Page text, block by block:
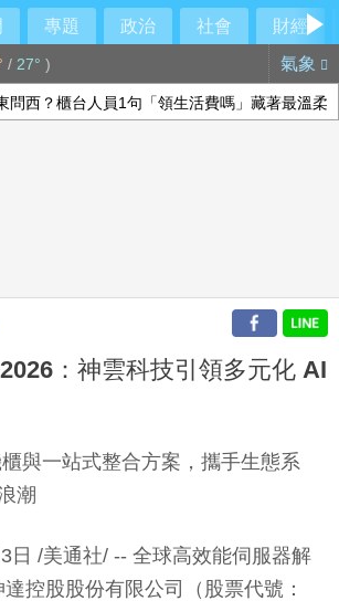
專題 政治 社會
財經
/ 27° ) 氣象
問西？櫃台人員1句「領生活費嗎」藏著最溫柔
：神雲科技引領多元化 AI
與一站式整合方案，攜手生態系
潮
日 /美通社/ -- 全球高效能伺服器解
控股股份有限公司（股票代號：